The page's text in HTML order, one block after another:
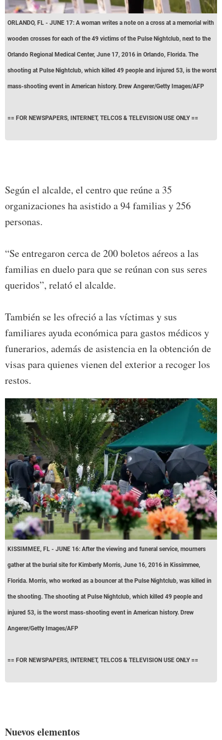
ORLANDO, FL - JUNE 17: A woman writes a note on a cross at a memorial with
wooden crosses for each of the 49 victims of the Pulse Nightclub, next to the
Orlando Regional Medical Center, June 17, 2016 in Orlando, Florida. The
shooting at Pulse Nightclub, which killed 49 people and injured 53, is the worst
mass-shooting event in American history. Drew Angerer/Getty Images/AFP
== FOR NEWSPAPERS, INTERNET, TELCOS & TELEVISION USE ONLY ==
Según el alcalde, el centro que reúne a 35
organizaciones ha asistido a 94 familias y 256
personas.
“Se entregaron cerca de 200 boletos aéreos a las
familias en duelo para que se reúnan con sus seres
queridos”, relató el alcalde.
También se les ofreció a las víctimas y sus
familiares ayuda económica para gastos médicos y
funerarios, además de asistencia en la obtención de
visas para quienes vienen del exterior a recoger los
restos.
KISSIMMEE, FL - JUNE 16: After the viewing and funeral service, mourners
gather at the burial site for Kimberly Morris, June 16, 2016 in Kissimmee,
Florida. Morris, who worked as a bouncer at the Pulse Nightclub, was killed in
the shooting. The shooting at Pulse Nightclub, which killed 49 people and
injured 53, is the worst mass-shooting event in American history. Drew
Angerer/Getty Images/AFP
== FOR NEWSPAPERS, INTERNET, TELCOS & TELEVISION USE ONLY ==
Nuevos elementos